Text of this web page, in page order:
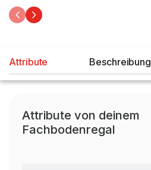
Attribute Beschreibung
Attribute von deinem
Fachbodenregal